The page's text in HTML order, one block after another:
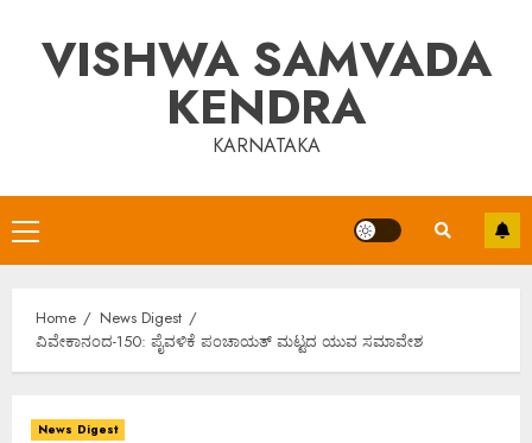
contentVISHWA SAMVADA
KENDRA
KARNATAKA
Primary
Menu
Home
News Digest
ವಿವೇಕಾನಂದ-150: ಪೈವಳಿಕೆ ಪಂಚಾಯತ್ ಮಟ್ಟದ ಯುವ ಸಮಾವೇಶ
News Digest